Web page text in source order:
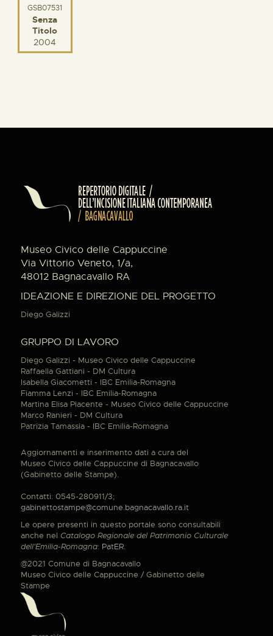
GSB07531
Senza
Titolo
2004
Museo Civico delle Cappuccine
Via Vittorio Veneto, 1/a,
48012 Bagnacavallo RA
IDEAZIONE E DIREZIONE DEL PROGETTO
Diego Galizzi
GRUPPO DI LAVORO
Diego Galizzi - Museo Civico delle Cappuccine
Raffaella Gattiani - DM Cultura
Isabella Giacometti - IBC Emilia-Romagna
Fiamma Lenzi - IBC Emilia-Romagna
Martina Elisa Piacente - Museo Civico delle Cappuccine
Marco Ranieri - DM Cultura
Patrizia Tamassia - IBC Emilia-Romagna
Aggiornamenti e inserimento dati a cura del
Museo Civico delle Cappuccine di Bagnacavallo
(Gabinetto delle Stampe).
Contatti: 0545-280911/3;
gabinettostampe@comune.bagnacavallo.ra.it
Le opere presenti in questo portale sono consultabili
anche nel Catalogo Regionale del Patrimonio Culturale
dell'Emilia-Romagna: PatER.
@2021 Comune di Bagnacavallo
Museo Civico delle Cappuccine / Gabinetto delle
Stampe